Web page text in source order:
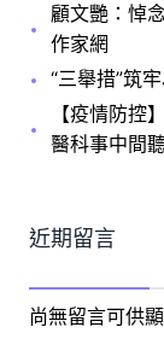
顧文艷：悼
作家網
“三舉措”筑
【疫情防控
醫科事中間
近期留言
尚無留言可供